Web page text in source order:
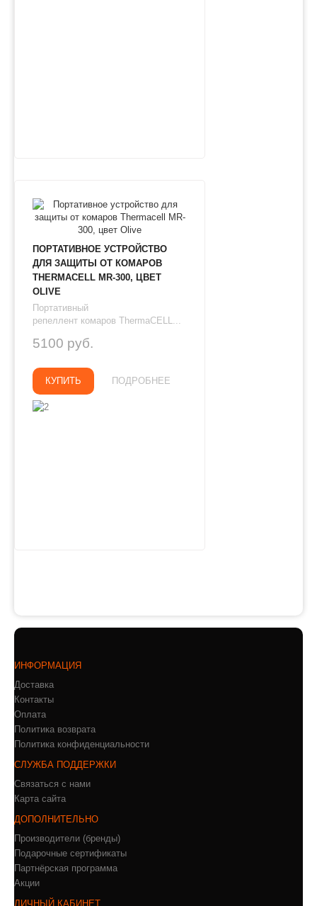
ПОРТАТИВНОЕ УСТРОЙСТВО
ДЛЯ ЗАЩИТЫ ОТ КОМАРОВ
THERMAСЕLL MR-300, ЦВЕТ
OLIVE
Портативный
репеллент комаров ThermaCELL...
5100 руб.
КУПИТЬ ПОДРОБНЕЕ
ИНФОРМАЦИЯ
Доставка
Контакты
Оплата
Политика возврата
Политика конфиденциальности
СЛУЖБА ПОДДЕРЖКИ
Связаться с нами
Карта сайта
ДОПОЛНИТЕЛЬНО
Производители (бренды)
Подарочные сертификаты
Партнёрская программа
Акции
ЛИЧНЫЙ КАБИНЕТ